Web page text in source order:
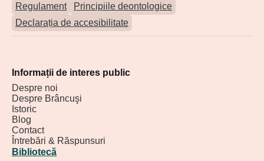
Regulament
Principiile deontologice
Declarația de accesibilitate
Informații de interes public
Despre noi
Despre Brâncuşi
Istoric
Blog
Contact
Întrebări & Răspunsuri
Bibliotecă